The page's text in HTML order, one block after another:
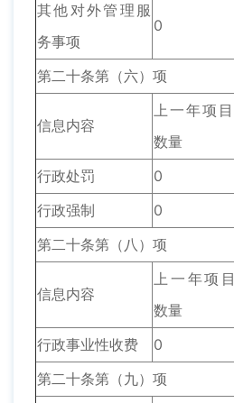
其他对外管理服
务事项
0
第二十条第（六）项
信息内容
上一年项目
数量
行政处罚
0
行政强制
0
第二十条第（八）项
信息内容
上一年项目
数量
行政事业性收费 0
第二十条第（九）项